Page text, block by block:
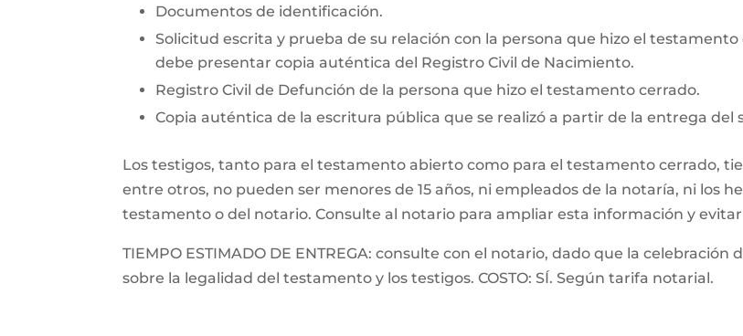
Documentos de identificación.
Solicitud escrita y prueba de su relación con la persona que hizo el
debe presentar copia auténtica del Registro Civil de Nacimiento.
Registro Civil de Defunción de la persona que hizo el testamento cerrado.
Copia auténtica de la escritura pública que se realizó a partir de la entrega del
Los testigos, tanto para el testamento abierto como para el testamento cerrado,
entre otros, no pueden ser menores de 15 años, ni empleados de la notaría, ni los
testamento o del notario. Consulte al notario para ampliar esta información y
TIEMPO ESTIMADO DE ENTREGA: consulte con el notario, dado que la
sobre la legalidad del testamento y los testigos. COSTO: SÍ. Según tarifa notarial.